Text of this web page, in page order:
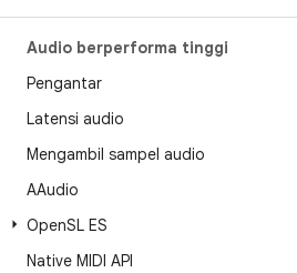
Audio berperforma tinggi
Pengantar
Latensi audio
Mengambil sampel audio
AAudio
OpenSL ES
Native MIDI API